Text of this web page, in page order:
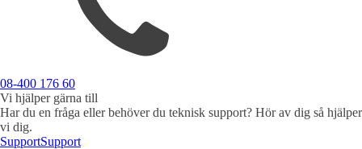
Industri
Blixtljus
Sirener Kombinerade enheterLarmsystem
Ex-klassade
08-400 176 60
Vi hjälper gärna till
Har du en fråga eller behöver du teknisk support? Hör av dig så hjälper
vi dig.
SupportSupport